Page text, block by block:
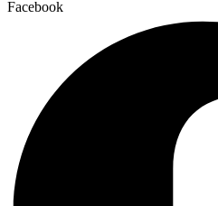
Facebook